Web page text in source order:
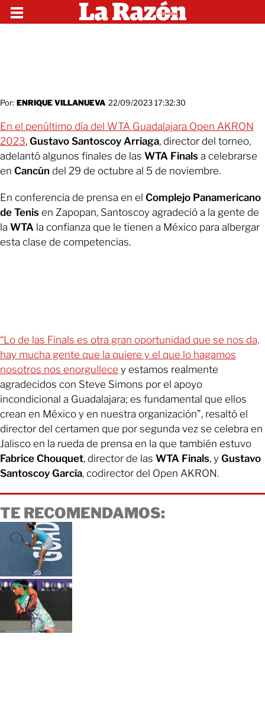
Por: ENRIQUE VILLANUEVA 22/09/2023 17:32:30
En el penúltimo día del WTA Guadalajara Open AKRON
2023, Gustavo Santoscoy Arriaga, director del torneo,
adelantó algunos finales de las WTA Finals a celebrarse
en Cancún del 29 de octubre al 5 de noviembre.
En conferencia de prensa en el Complejo Panamericano
de Tenis en Zapopan, Santoscoy agradeció a la gente de
la WTA la confianza que le tienen a México para albergar
esta clase de competencias.
“Lo de las Finals es otra gran oportunidad que se nos da,
hay mucha gente que la quiere y el que lo hagamos
nosotros nos enorgullece y estamos realmente
agradecidos con Steve Simons por el apoyo
incondicional a Guadalajara; es fundamental que ellos
crean en México y en nuestra organización”, resaltó el
director del certamen que por segunda vez se celebra en
Jalisco en la rueda de prensa en la que también estuvo
Fabrice Chouquet, director de las WTA Finals, y Gustavo
Santoscoy García, codirector del Open AKRON.
TE RECOMENDAMOS: